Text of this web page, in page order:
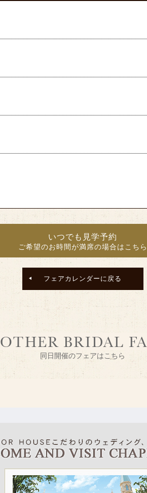
いつでも見学予約
ご希望のお時間が満席の場合はこちら
フェアカレンダーに戻る
OTHER BRIDAL
同日開催のフェアはこちら